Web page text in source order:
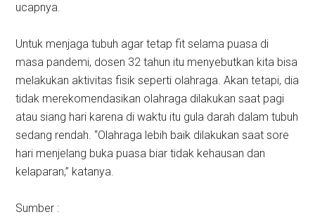
ucapnya.
Untuk menjaga tubuh agar tetap fit selama puasa di
masa pandemi, dosen 32 tahun itu menyebutkan kita bisa
melakukan aktivitas fisik seperti olahraga. Akan tetapi, dia
tidak merekomendasikan olahraga dilakukan saat pagi
atau siang hari karena di waktu itu gula darah dalam tubuh
sedang rendah. “Olahraga lebih baik dilakukan saat sore
hari menjelang buka puasa biar tidak kehausan dan
kelaparan,” katanya.
Sumber :